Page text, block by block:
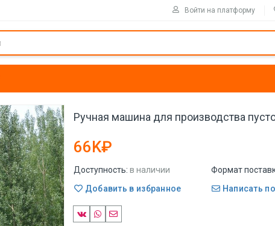
Войти на платформу
Ручная машина для производства
66K₽
Доступность: в наличии
Формат
Добавить в избранное
Написать